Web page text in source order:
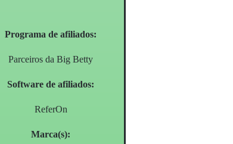
Programa de afiliados:
Parceiros da Big Betty
Software de afiliados:
ReferOn
Marca(s):